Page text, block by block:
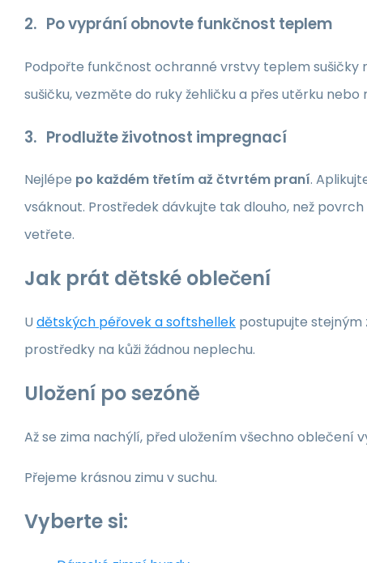
2. Po vyprání obnovte funkčnost teplem
Podpořte funkčnost ochranné vrstvy teplem sušičky
sušičku, vezměte do ruky žehličku a přes utěrku
3. Prodlužte životnost impregnací
Nejlépe po každém třetím až čtvrtém praní.
vsáknout. Prostředek dávkujte tak dlouho, než
vetřete.
Jak prát dětské oblečení
U dětských péřovek a softshellek postupujte stejným
prostředky na kůži žádnou neplechu.
Uložení po sezóně
Až se zima nachýlí, před uložením všechno oblečení
Přejeme krásnou zimu v suchu.
Vyberte si: